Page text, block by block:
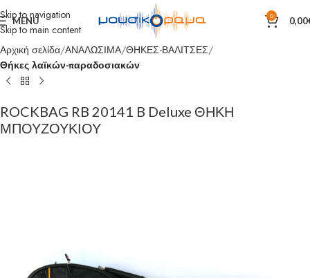
Skip to navigation
Skip to main content
MENU 0 0,00
Αρχική σελίδα ΑΝΑΛΩΣΙΜΑ ΘΗΚΕΣ-ΒΑΛΙΤΣΕΣ
Θήκες λαϊκών-παραδοσιακών
ROCKBAG RB 20141 B Deluxe ΘΗΚΗ
ΜΠΟΥΖΟΥΚΙΟΥ